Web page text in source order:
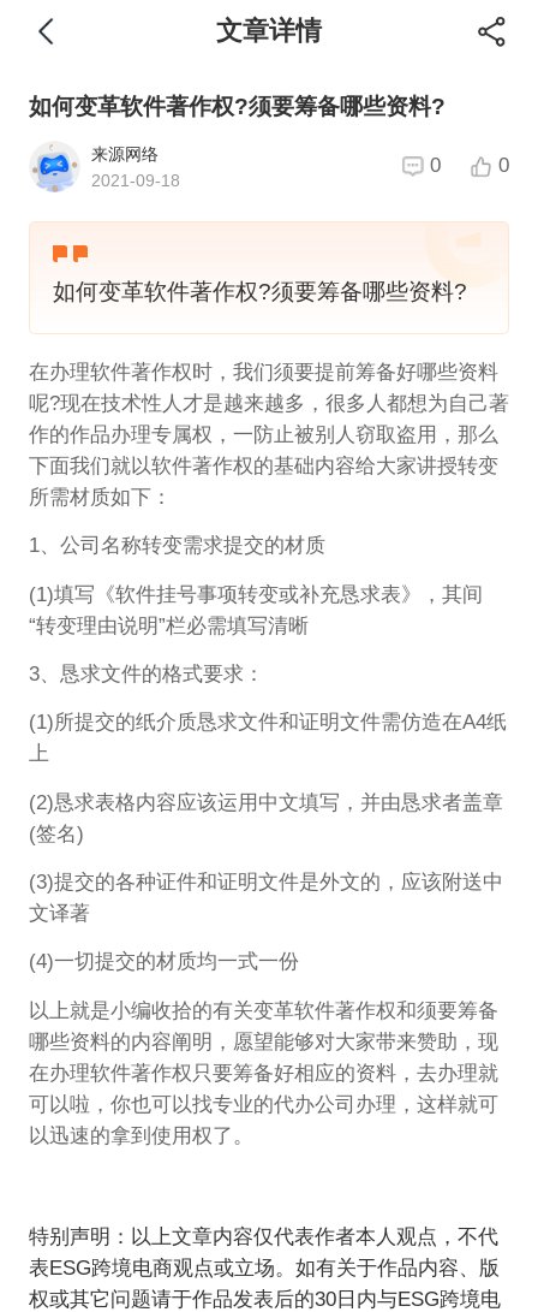
文章详情
如何变革软件著作权?须要筹备哪些资料?
来源网络
2021-09-18
0 0
如何变革软件著作权?须要筹备哪些资料?
在办理软件著作权时，我们须要提前筹备好哪些资料
呢?现在技术性人才是越来越多，很多人都想为自己著
作的作品办理专属权，一防止被别人窃取盗用，那么
下面我们就以软件著作权的基础内容给大家讲授转变
所需材质如下：
1、公司名称转变需求提交的材质
(1)填写《软件挂号事项转变或补充恳求表》，其间
“转变理由说明”栏必需填写清晰
3、恳求文件的格式要求：
(1)所提交的纸介质恳求文件和证明文件需仿造在A4纸
上
(2)恳求表格内容应该运用中文填写，并由恳求者盖章
(签名)
(3)提交的各种证件和证明文件是外文的，应该附送中
文译著
(4)一切提交的材质均一式一份
以上就是小编收拾的有关变革软件著作权和须要筹备
哪些资料的内容阐明，愿望能够对大家带来赞助，现
在办理软件著作权只要筹备好相应的资料，去办理就
可以啦，你也可以找专业的代办公司办理，这样就可
以迅速的拿到使用权了。
特别声明：以上文章内容仅代表作者本人观点，不代
表ESG跨境电商观点或立场。如有关于作品内容、版
权或其它问题请于作品发表后的30日内与ESG跨境电